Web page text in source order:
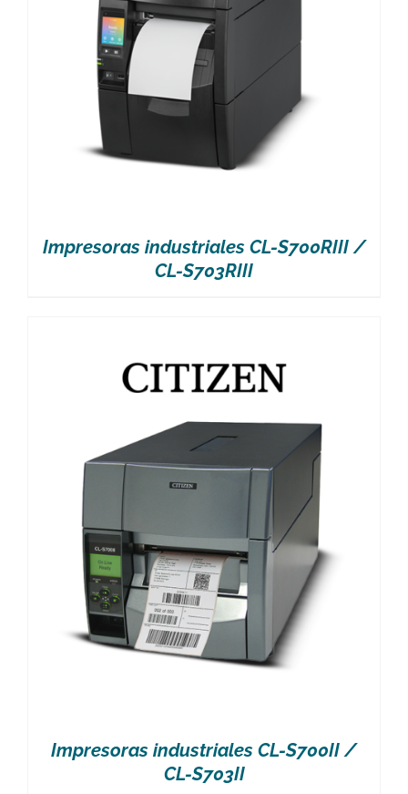
Impresoras industriales CL-S700RIII /
CL-S703RIII
Impresoras industriales CL-S700II /
CL-S703II